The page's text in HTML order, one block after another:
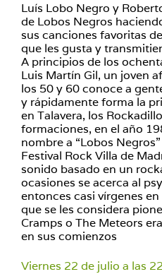
Luís Lobo Negro y
de Lobos Negros
sus canciones favoritas
que les gusta y
A principios de los
Luis Martín Gil, un joven
los 50 y 60 conoce a
y rápidamente forma la
en Talavera, los
formaciones, en el año
nombre a “Lobos
Festival Rock Villa de
sonido basado en un
ocasiones se acerca al
entonces casi vírgenes
que se les considera
Cramps o The Meteors
en sus comienzos
Viernes 22 de julio a las